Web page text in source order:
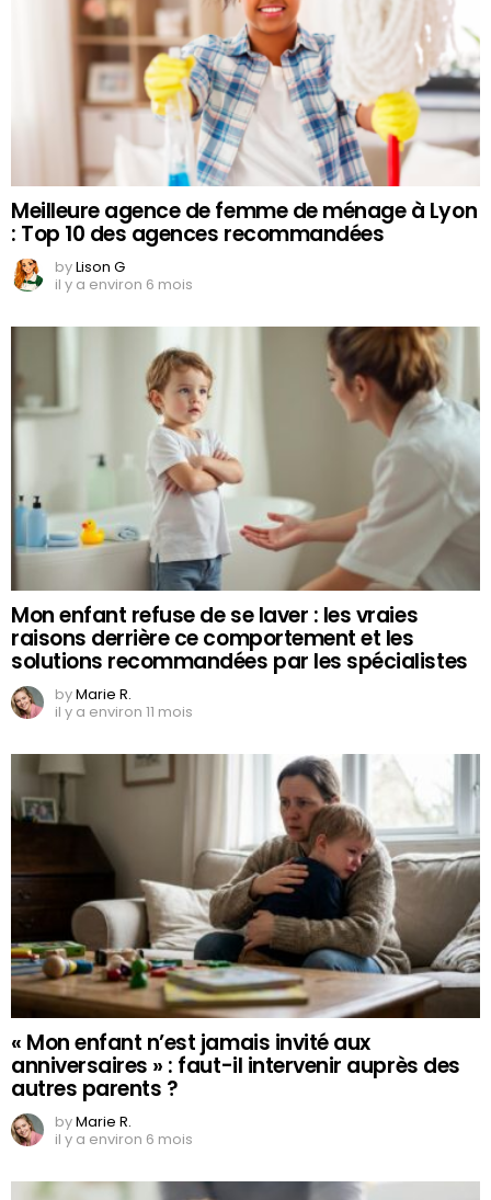
Meilleure agence de femme de ménage à Lyon
: Top 10 des agences recommandées
byLison G
il y a environ 6 mois
Mon enfant refuse de se laver : les vraies
raisons derrière ce comportement et les
solutions recommandées par les spécialistes
byMarie R.
il y a environ 11 mois
« Mon enfant n’est jamais invité aux
anniversaires » : faut-il intervenir auprès des
autres parents ?
byMarie R.
il y a environ 6 mois